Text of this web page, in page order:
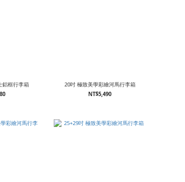
鋁框行李箱
20吋 極致美學彩繪河馬行李箱
NT$5,490